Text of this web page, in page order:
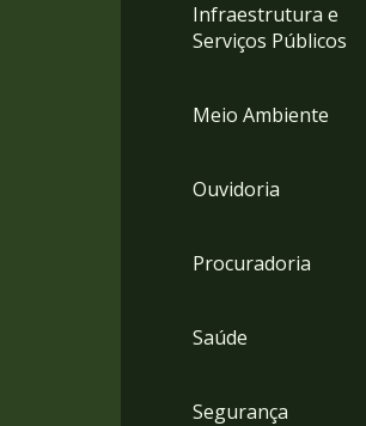
Infraestrutura e
Serviços Públicos
Meio Ambiente
Ouvidoria
Procuradoria
Saúde
Segurança